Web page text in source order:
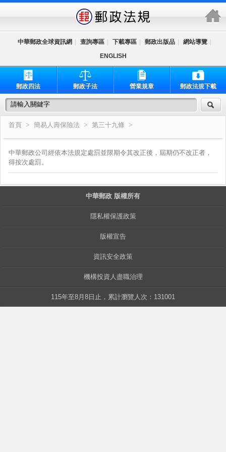
中華郵政全球資訊網 查詢專區 下載專區 郵政出版品 網站導覽
ENGLISH
郵政四法 郵政子法 營業規章 郵政法規下載
首頁 > 簡易人壽保險法 > 第三十九條 >
中華郵政公司經依本法規定處罰並限期令其改正後，屆期仍不改正者，
得按次處罰。
中華郵政 版權所有
隱私權保護政策
版權宣告
資訊安全政策
機構投資人盡職治理
115年至8月8日止，累計瀏覽人次：131001